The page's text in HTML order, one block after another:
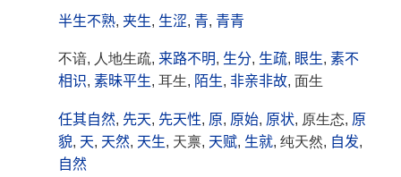
半生不熟, 夹生, 生涩, 青, 青青
不谙, 人地生疏, 来路不明, 生分, 生疏, 眼生, 素不
相识, 素昧平生, 耳生, 陌生, 非亲非故, 面生
任其自然, 先天, 先天性, 原, 原始, 原状, 原生态, 原
貌, 天, 天然, 天生, 天禀, 天赋, 生就, 纯天然, 自发,
自然